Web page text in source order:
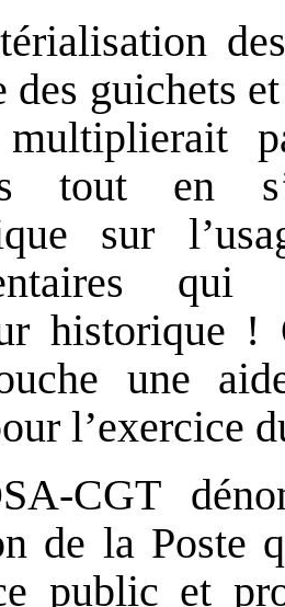
des guichets
tout en
sur
qui
historique
une
l’exercice
CGT
de la Poste
public et